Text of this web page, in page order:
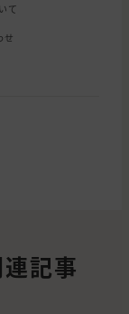
て
せ
記事